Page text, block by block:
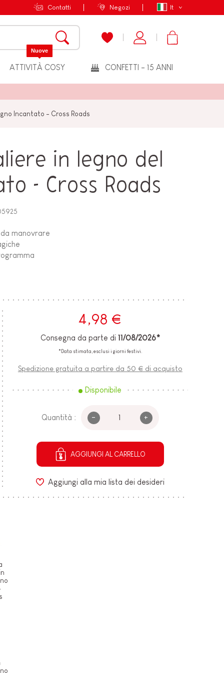
It
Contatti Negozi
ATTIVITÀ COSY
Nuove
CONFETTI - 15 ANNI
Incantato - Cross Roads
in legno del
- Cross Roads
manovrare
4,98 €
Consegna da parte di 11/08/2026*
*Data stimata, esclusi i giorni festivi.
Spedizione gratuita a partire da 50 € di acquisto
Disponibile
Quantità : - +
AGGIUNGI AL CARRELLO
Aggiungi alla mia lista dei desideri